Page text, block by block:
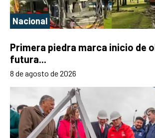
Nacional
Primera piedra marca inicio de
futura...
8 de agosto de 2026